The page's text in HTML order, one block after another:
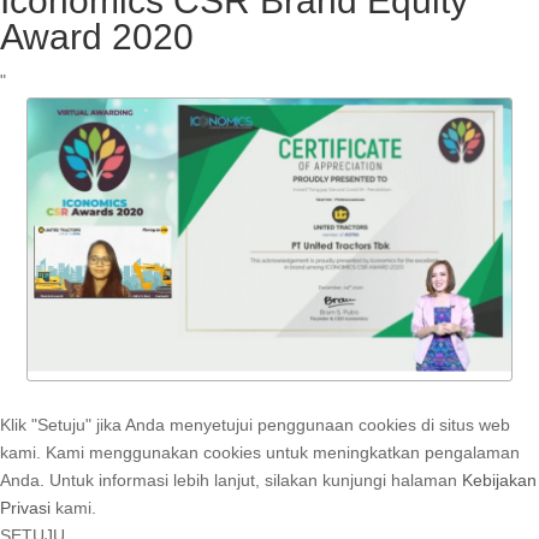
Award 2020
"
Klik "Setuju" jika Anda menyetujui penggunaan cookies di situs web
kami. Kami menggunakan cookies untuk meningkatkan pengalaman
Anda. Untuk informasi lebih lanjut, silakan kunjungi halaman Kebijakan
Privasi kami.